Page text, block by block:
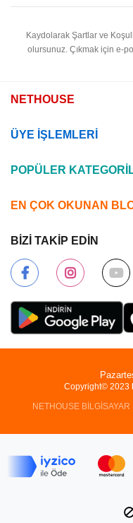
Kaydolarak Şartlar ve
olursunuz. Çıkmak için e-
NETHOUSE
ÜYE İŞLEMLERİ
POPÜLER
EN ÇOK OKUNAN
BİZİ TAKİP EDİN
Copyright© 2023
NETHOUSE